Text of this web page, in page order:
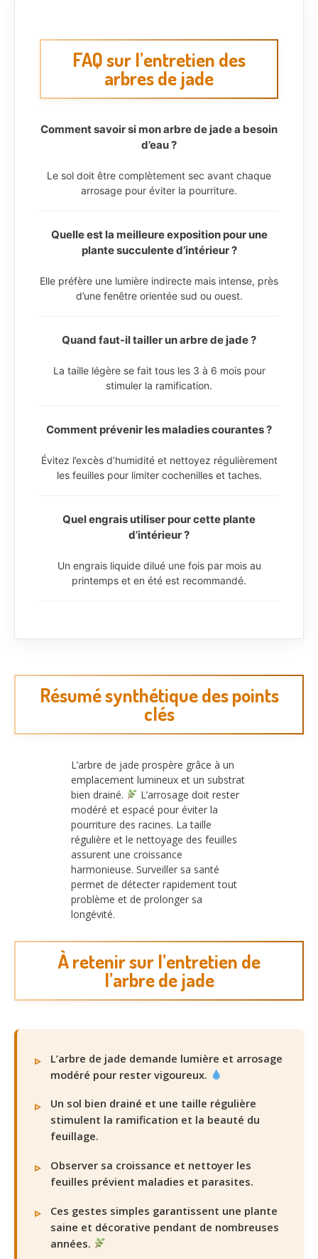
FAQ sur l’entretien des
arbres de jade
Comment savoir si mon arbre de jade a besoin
d’eau ?
Le sol doit être complètement sec avant chaque
arrosage pour éviter la pourriture.
Quelle est la meilleure exposition pour une
plante succulente d’intérieur ?
Elle préfère une lumière indirecte mais intense, près
d’une fenêtre orientée sud ou ouest.
Quand faut-il tailler un arbre de jade ?
La taille légère se fait tous les 3 à 6 mois pour
stimuler la ramification.
Comment prévenir les maladies courantes ?
Évitez l’excès d’humidité et nettoyez régulièrement
les feuilles pour limiter cochenilles et taches.
Quel engrais utiliser pour cette plante
d’intérieur ?
Un engrais liquide dilué une fois par mois au
printemps et en été est recommandé.
Résumé synthétique des points
clés
L’arbre de jade prospère grâce à un
emplacement lumineux et un substrat
bien drainé.
L’arrosage doit rester
modéré et espacé pour éviter la
pourriture des racines. La taille
régulière et le nettoyage des feuilles
assurent une croissance
harmonieuse. Surveiller sa santé
permet de détecter rapidement tout
problème et de prolonger sa
longévité.
À retenir sur l’entretien de
l’arbre de jade
L’arbre de jade demande lumière et arrosage
modéré pour rester vigoureux.
Un sol bien drainé et une taille régulière
stimulent la ramification et la beauté du
feuillage.
Observer sa croissance et nettoyer les
feuilles prévient maladies et parasites.
Ces gestes simples garantissent une plante
saine et décorative pendant de nombreuses
années.